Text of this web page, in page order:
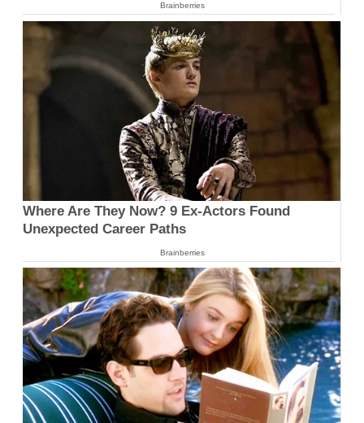
Brainberries
Where Are They Now? 9 Ex-Actors Found
Unexpected Career Paths
Brainberries